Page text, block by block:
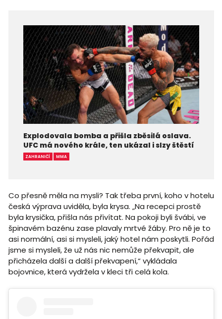
Explodovala bomba a přišla zběsilá oslava.
UFC má nového krále, ten ukázal i slzy štěstí
ZAHRANIČÍ MMA
Co přesně měla na mysli? Tak třeba první, koho v hotelu
česká výprava uviděla, byla krysa. „Na recepci prostě
byla krysička, přišla nás přivítat. Na pokoji byli švábi, ve
špinavém bazénu zase plavaly mrtvé žáby. Pro ně je to
asi normální, asi si mysleli, jaký hotel nám poskytli. Pořád
jsme si mysleli, že už nás nic nemůže překvapit, ale
přicházela další a další překvapení,“ vykládala
bojovnice, která vydržela v kleci tři celá kola.